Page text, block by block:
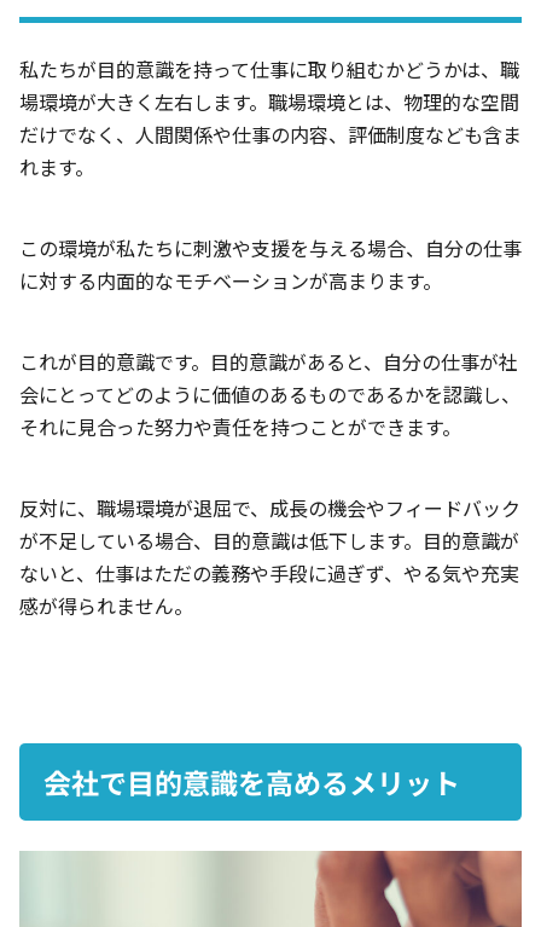
私たちが目的意識を持って仕事に取り組むかどうかは、職
場環境が大きく左右します。職場環境とは、物理的な空間
だけでなく、人間関係や仕事の内容、評価制度なども含ま
れます。
この環境が私たちに刺激や支援を与える場合、自分の仕事
に対する内面的なモチベーションが高まります。
これが目的意識です。目的意識があると、自分の仕事が社
会にとってどのように価値のあるものであるかを認識し、
それに見合った努力や責任を持つことができます。
反対に、職場環境が退屈で、成長の機会やフィードバック
が不足している場合、目的意識は低下します。目的意識が
ないと、仕事はただの義務や手段に過ぎず、やる気や充実
感が得られません。
会社で目的意識を高めるメリット